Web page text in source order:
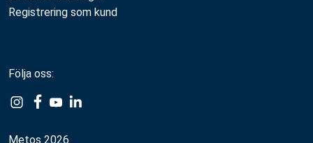
Registrering som kund
Metos 2026
Följa oss: